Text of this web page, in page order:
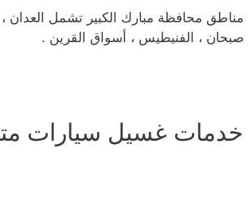
مناطق محافظة مبارك الكبير تشمل العدان ،
صبحان ، الفنيطيس ، أسواق القرين .
خدمات غسيل سيارات